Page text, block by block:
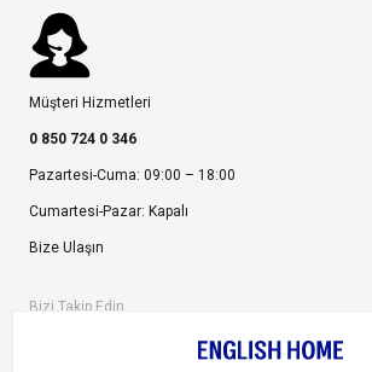
Müşteri Hizmetleri
0 850 724 0 346
Pazartesi-Cuma: 09:00 – 18:00
Cumartesi-Pazar: Kapalı
Bize Ulaşın
Bizi Takip Edin